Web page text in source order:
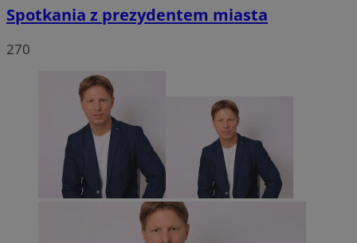
Spotkania z prezydentem miasta
270